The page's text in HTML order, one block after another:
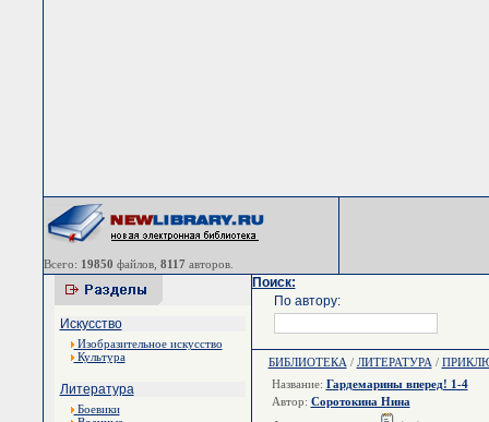
Всего: 19850 файлов, 8117 авторов.
Искусство
Изобразительное искусство
Культура
Литература
Боевики
Поиск:
По автору:
БИБЛИОТЕКА / ЛИТЕРАТУРА /
Название: Гардемарины вперед! 1-4
Автор: Соротокина Нина